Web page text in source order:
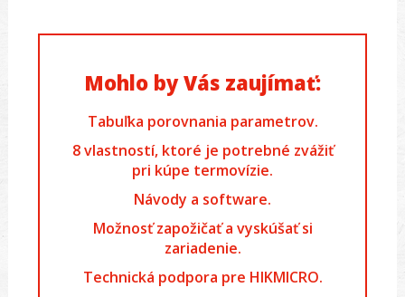
Mohlo by Vás zaujímať:
Tabuľka porovnania parametrov.
8 vlastností, ktoré je potrebné zvážiť
pri kúpe termovízie.
Návody a software.
Možnosť zapožičať a vyskúšať si
zariadenie.
Technická podpora pre HIKMICRO.